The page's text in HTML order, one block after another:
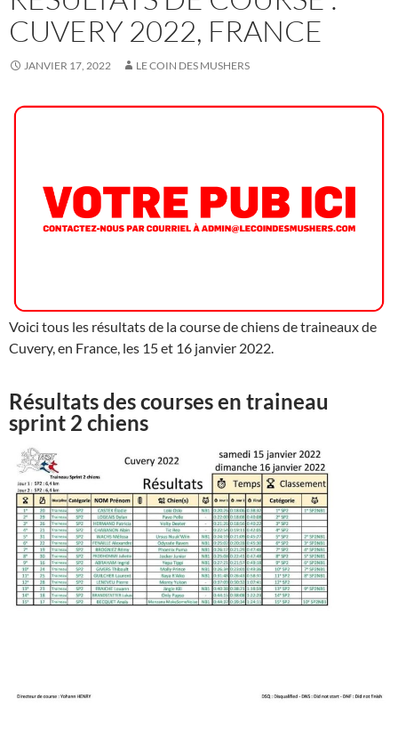
CUVERY 2022, FRANCE
JANVIER 17, 2022 LE COIN DES MUSHERS
Voici tous les résultats de la course de chiens de traineaux de
Cuvery, en France, les 15 et 16 janvier 2022.
Résultats des courses en traineau
sprint 2 chiens